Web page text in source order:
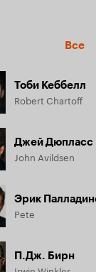
Все
Тоби Кеббелл
Robert Chartoff
Джей Дюпласс
John Avildsen
Эрик
Pete
П.Дж. Бирн